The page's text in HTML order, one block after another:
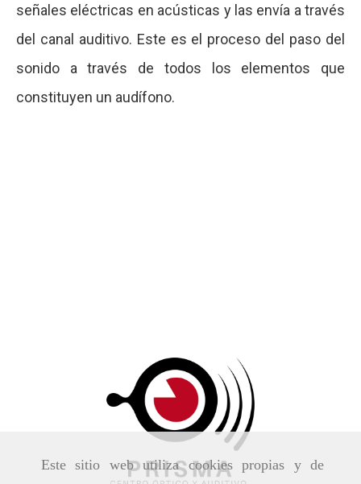
Este sitio web utiliza cookies propias y de
señales eléctricas en acústicas y las envía a través
del canal auditivo. Este es el proceso del paso del
sonido a través de todos los elementos que
constituyen un audífono.